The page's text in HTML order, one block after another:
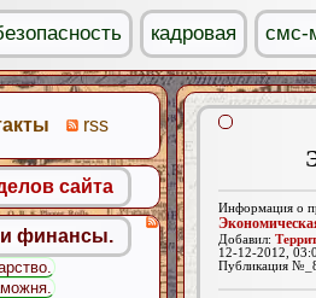
Информация о
Добавил:
12-12-2012,
Публикация
rss
сайта
и финансы.
кадровая смс-